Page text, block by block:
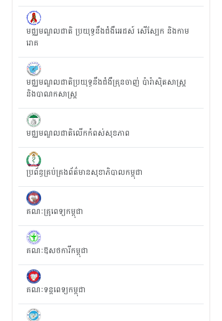
មជ្ឈមណ្ឌលជាតិ ប្រយុទ្ធនឹងជំងឺអេដស៍ សើស្បែក និងកាម
រោគ
មជ្ឈមណ្ឌលជាតិប្រយុទ្ធនឹងជំងឺគ្រុនចាញ់ ប៉ារ៉ាស៊ិតសាស្រ្ត
និងបាណកសាស្រ្ត
មជ្ឈមណ្ឌលជាតិលើកកំពស់សុខភាព
ប្រព័ន្ធគ្រប់គ្រងព័ត៌មានសុខាភិបាលកម្ពុជា
គណៈគ្រូពេទ្យកម្ពុជា
គណៈឱសថការីកម្ពុជា
គណៈទន្តពេទ្យកម្ពុជា